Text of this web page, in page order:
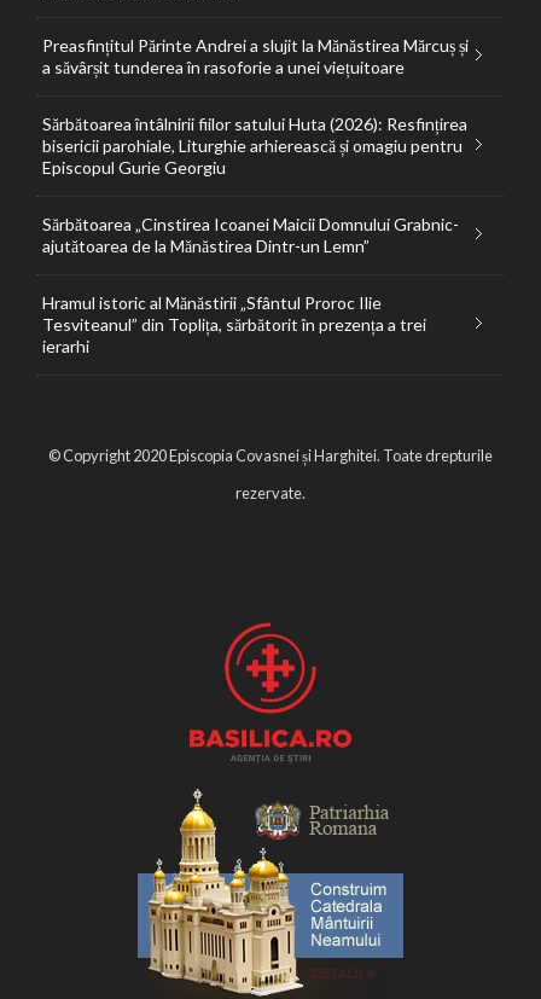
Preasfințitul Părinte Andrei a slujit la Mănăstirea Mărcuș și
a săvârșit tunderea în rasoforie a unei viețuitoare
Sărbătoarea întâlnirii fiilor satului Huta (2026): Resfințirea
bisericii parohiale, Liturghie arhierească și omagiu pentru
Episcopul Gurie Georgiu
Sărbătoarea „Cinstirea Icoanei Maicii Domnului Grabnic-
ajutătoarea de la Mănăstirea Dintr-un Lemn”
Hramul istoric al Mănăstirii „Sfântul Proroc Ilie
Tesviteanul” din Toplița, sărbătorit în prezența a trei
ierarhi
© Copyright 2020 Episcopia Covasnei și Harghitei. Toate drepturile
rezervate.